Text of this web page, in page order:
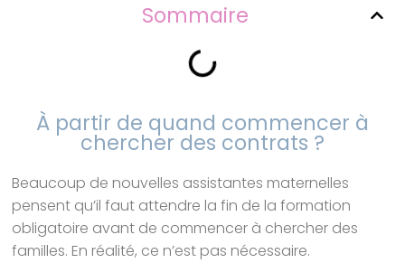
Sommaire
À partir de quand commencer à
chercher des contrats ?
Beaucoup de nouvelles assistantes maternelles
pensent qu’il faut attendre la fin de la formation
obligatoire avant de commencer à chercher des
familles. En réalité, ce n’est pas nécessaire.